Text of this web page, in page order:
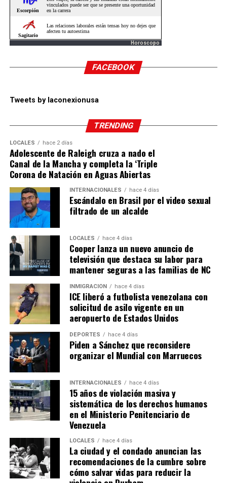
Horoscopo
FACEBOOK
Tweets by laconexionusa
TRENDING
LOCALES hace 2 días
Adolescente de Raleigh cruza a nado el
Canal de la Mancha y completa la ‘Triple
Corona de Natación en Aguas Abiertas
INTERNACIONALES hace 4 días
Escándalo en Brasil por el video sexual
filtrado de un alcalde
LOCALES hace 4 días
Cooper lanza un nuevo anuncio de
televisión que destaca su labor para
mantener seguras a las familias de NC
INMIGRACIÓN hace 4 días
ICE liberó a futbolista venezolana con
solicitud de asilo vigente en un
aeropuerto de Estados Unidos
DEPORTES hace 4 días
Piden a Sánchez que reconsidere
organizar el Mundial con Marruecos
INTERNACIONALES hace 4 días
15 años de violación masiva y
sistemática de los derechos humanos
en el Ministerio Penitenciario de
Venezuela
LOCALES hace 4 días
La ciudad y el condado anuncian las
recomendaciones de la cumbre sobre
cómo salvar vidas para reducir la